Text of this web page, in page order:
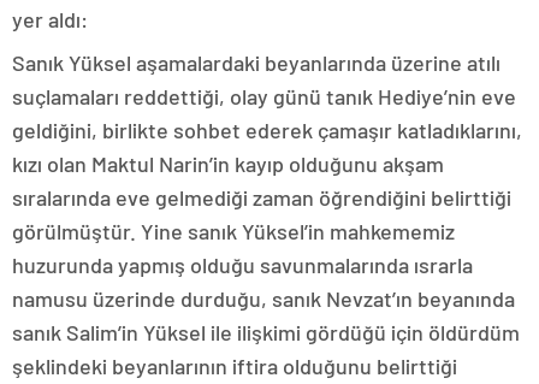
yer aldı:
Sanık Yüksel aşamalardaki beyanlarında üzerine atılı
suçlamaları reddettiği, olay günü tanık Hediye’nin eve
geldiğini, birlikte sohbet ederek çamaşır katladıklarını,
kızı olan Maktul Narin’in kayıp olduğunu akşam
sıralarında eve gelmediği zaman öğrendiğini belirttiği
görülmüştür. Yine sanık Yüksel’in mahkememiz
huzurunda yapmış olduğu savunmalarında ısrarla
namusu üzerinde durduğu, sanık Nevzat’ın beyanında
sanık Salim’in Yüksel ile ilişkimi gördüğü için öldürdüm
şeklindeki beyanlarının iftira olduğunu belirttiği